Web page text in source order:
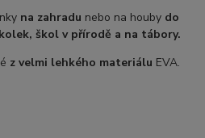
na zahradu nebo na houby do
škol v přírodě a na tábory.
z velmi lehkého materiálu EVA.